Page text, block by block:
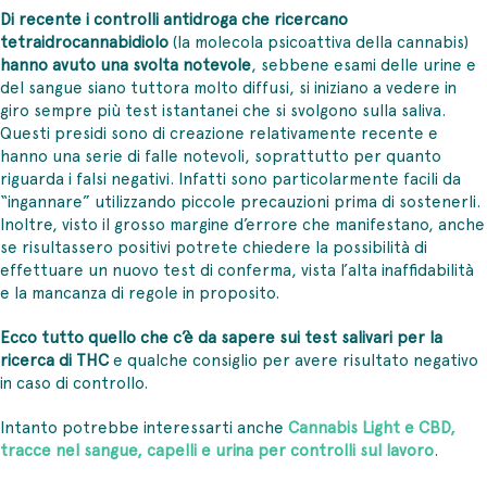
Di recente i controlli antidroga che ricercano
tetraidrocannabidiolo(la molecola psicoattiva della cannabis)
hanno avuto una svolta notevole, sebbene esami delle urine e
del sangue siano tuttora molto diffusi, si iniziano a vedere in
giro sempre più test istantanei che si svolgono sulla saliva.
Questi presidi sono di creazione relativamente recente e
hanno una serie di falle notevoli, soprattutto per quanto
riguarda i falsi negativi. Infatti sono particolarmente facili da
“ingannare” utilizzando piccole precauzioni prima di sostenerli.
Inoltre, visto il grosso margine d’errore che manifestano, anche
se risultassero positivi potrete chiedere la possibilità di
effettuare un nuovo test di conferma, vista l’alta inaffidabilità
e la mancanza di regole in proposito.
Ecco tutto quello che c’è da sapere sui test salivari per la
ricerca di THCe qualche consiglio per avere risultato negativo
in caso di controllo.
Intanto potrebbe interessarti anche Cannabis Light e CBD,
tracce nel sangue, capelli e urina per controlli sul lavoro.